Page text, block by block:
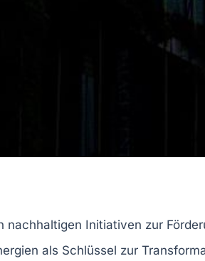
nachhaltigen Initiativen zur
als Schlüssel zur